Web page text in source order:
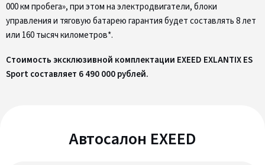
000 км пробега», при этом на электродвигатели, блоки
управления и тяговую батарею гарантия будет составлять 8 лет
или 160 тысяч километров*.
Стоимость эксклюзивной комплектации EXEED EXLANTIX ES
Sport составляет 6 490 000 рублей.
Автосалон EXEED